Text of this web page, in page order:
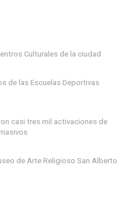
Culturales de la ciudad
de las Escuelas Deportivas
casi tres mil activaciones de
de Arte Religioso San Alberto